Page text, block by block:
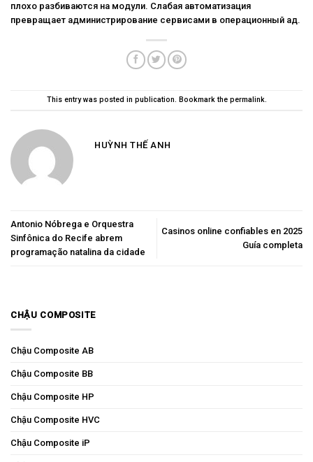
плохо разбиваются на модули. Слабая автоматизация
превращает администрирование сервисами в операционный ад.
This entry was posted in publication. Bookmark the permalink.
HUỲNH THẾ ANH
Antonio Nóbrega e Orquestra
Sinfônica do Recife abrem
programação natalina da cidade
Casinos online confiables en 2025
Guía completa
CHẬU COMPOSITE
Chậu Composite AB
Chậu Composite BB
Chậu Composite HP
Chậu Composite HVC
Chậu Composite iP